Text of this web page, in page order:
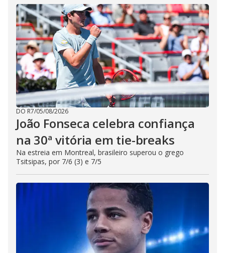
DO R7/05/08/2026
João Fonseca celebra confiança
na 30ª vitória em tie-breaks
Na estreia em Montreal, brasileiro superou o grego
Tsitsipas, por 7/6 (3) e 7/5